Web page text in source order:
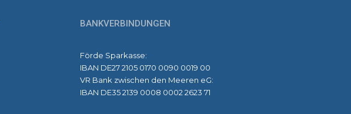
BANKVERBINDUNGEN
Förde Sparkasse:
IBAN DE27 2105 0170 0090 0019 00
VR Bank zwischen den Meeren eG:
IBAN DE35 2139 0008 0002 2623 71